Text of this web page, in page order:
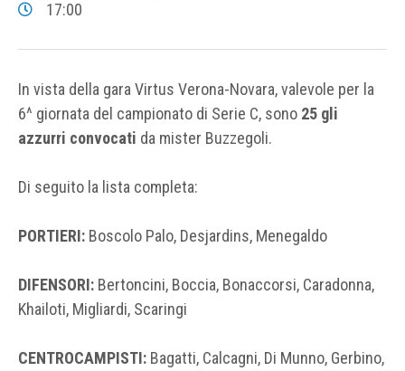
17:00
In vista della gara Virtus Verona-Novara, valevole per la
6^ giornata del campionato di Serie C, sono 25 gli
azzurri convocati da mister Buzzegoli.
Di seguito la lista completa:
PORTIERI: Boscolo Palo, Desjardins, Menegaldo
DIFENSORI: Bertoncini, Boccia, Bonaccorsi, Caradonna,
Khailoti, Migliardi, Scaringi
CENTROCAMPISTI: Bagatti, Calcagni, Di Munno, Gerbino,